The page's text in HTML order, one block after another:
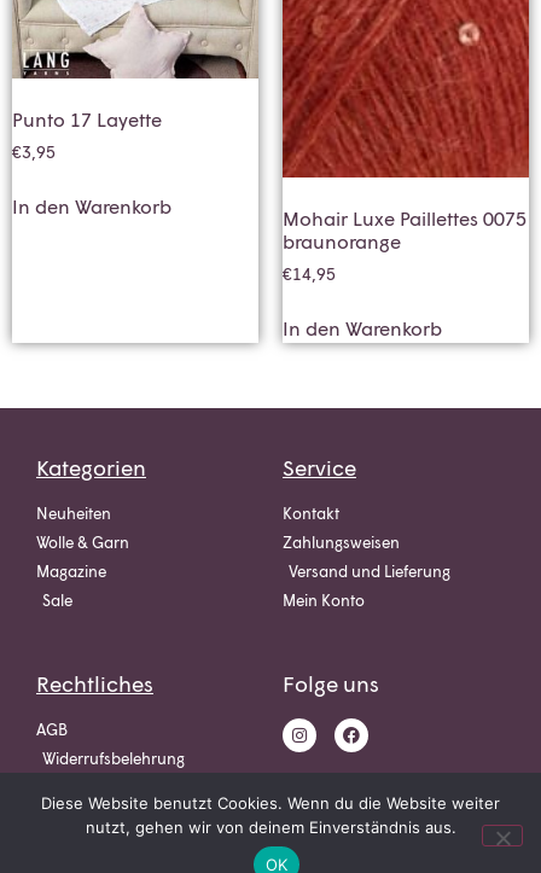
Punto 17 Layette
€3,95
In den Warenkorb
Mohair Luxe Paillettes 0075
braunorange
€14,95
In den Warenkorb
Kategorien
Neuheiten
Wolle & Garn
Magazine
Sale
Service
Kontakt
Zahlungsweisen
Versand und Lieferung
Mein Konto
Rechtliches
AGB
Widerrufsbelehrung
Folge uns
Diese Website benutzt Cookies. Wenn du die Website weiter
nutzt, gehen wir von deinem Einverständnis aus.
OK